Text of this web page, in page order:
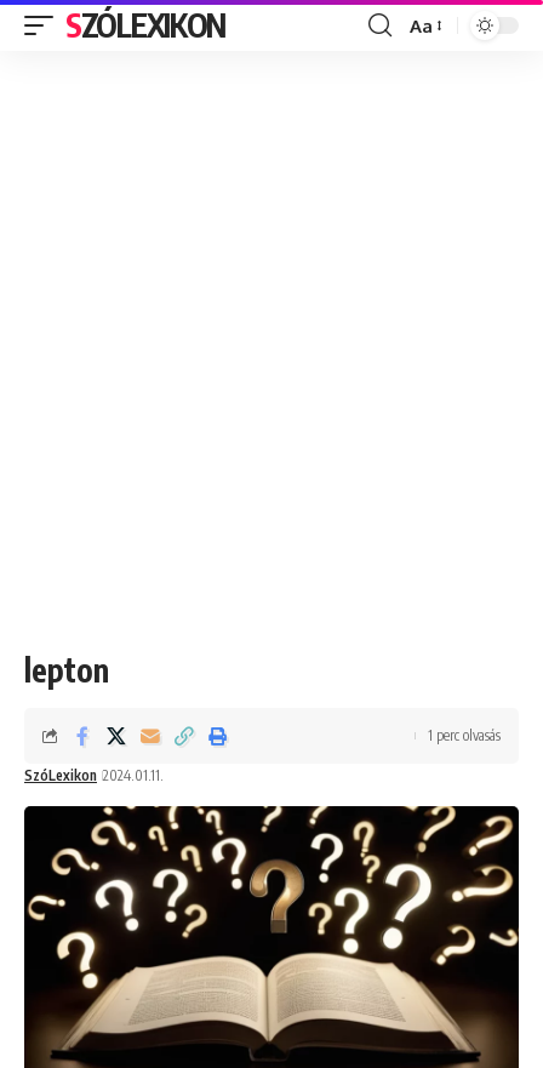
SZÓLEXIKON
Font
Aa
lepton
SzóLexikon 2024.01.11.
1 perc olvasás